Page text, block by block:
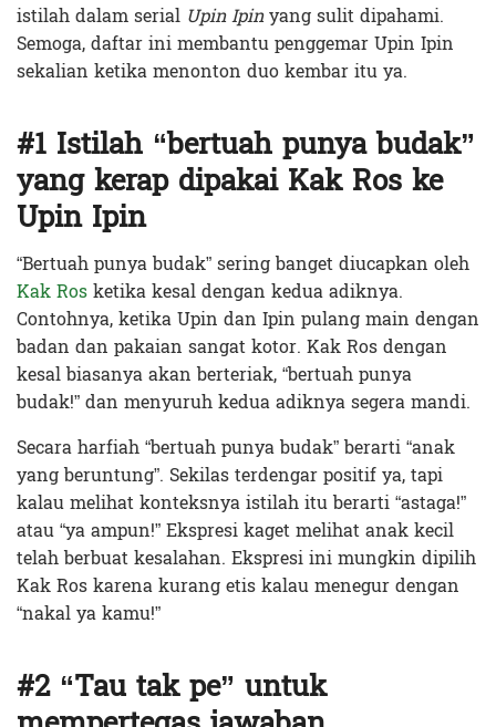
istilah dalam serial Upin Ipinyang sulit dipahami.
Semoga, daftar ini membantu penggemar Upin Ipin
sekalian ketika menonton duo kembar itu ya.
#1 Istilah “bertuah punya budak”
yang kerap dipakai Kak Ros ke
Upin Ipin
“Bertuah punya budak” sering banget diucapkan oleh
Kak Rosketika kesal dengan kedua adiknya.
Contohnya, ketika Upin dan Ipin pulang main dengan
badan dan pakaian sangat kotor. Kak Ros dengan
kesal biasanya akan berteriak, “bertuah punya
budak!” dan menyuruh kedua adiknya segera mandi.
Secara harfiah “bertuah punya budak” berarti “anak
yang beruntung”. Sekilas terdengar positif ya, tapi
kalau melihat konteksnya istilah itu berarti “astaga!”
atau “ya ampun!” Ekspresi kaget melihat anak kecil
telah berbuat kesalahan. Ekspresi ini mungkin dipilih
Kak Ros karena kurang etis kalau menegur dengan
“nakal ya kamu!”
#2 “Tau tak pe” untuk